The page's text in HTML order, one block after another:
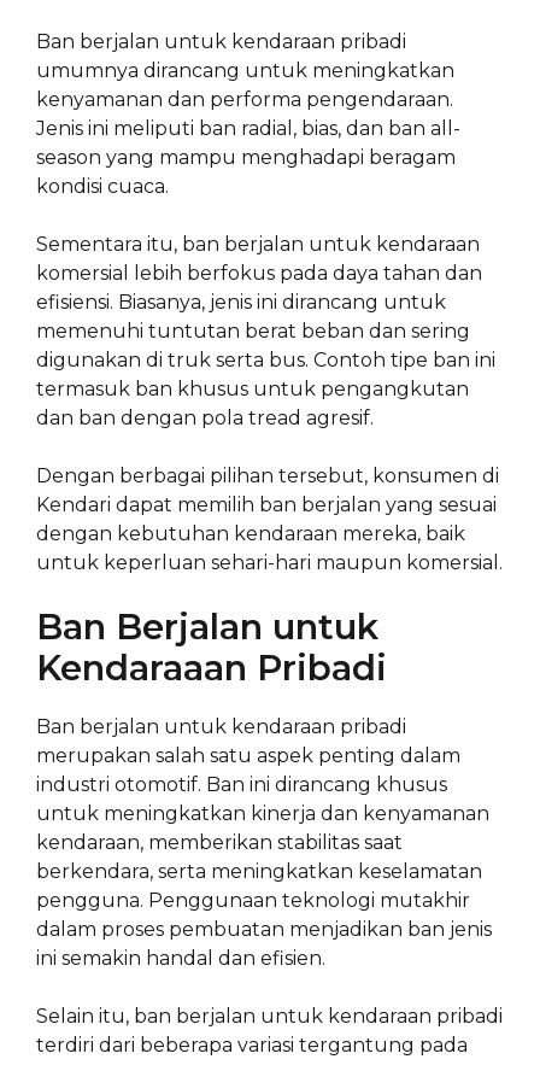
Ban berjalan untuk kendaraan pribadi
umumnya dirancang untuk meningkatkan
kenyamanan dan performa pengendaraan.
Jenis ini meliputi ban radial, bias, dan ban all-
season yang mampu menghadapi beragam
kondisi cuaca.
Sementara itu, ban berjalan untuk kendaraan
komersial lebih berfokus pada daya tahan dan
efisiensi. Biasanya, jenis ini dirancang untuk
memenuhi tuntutan berat beban dan sering
digunakan di truk serta bus. Contoh tipe ban ini
termasuk ban khusus untuk pengangkutan
dan ban dengan pola tread agresif.
Dengan berbagai pilihan tersebut, konsumen di
Kendari dapat memilih ban berjalan yang sesuai
dengan kebutuhan kendaraan mereka, baik
untuk keperluan sehari-hari maupun komersial.
Ban Berjalan untuk
Kendaraaan Pribadi
Ban berjalan untuk kendaraan pribadi
merupakan salah satu aspek penting dalam
industri otomotif. Ban ini dirancang khusus
untuk meningkatkan kinerja dan kenyamanan
kendaraan, memberikan stabilitas saat
berkendara, serta meningkatkan keselamatan
pengguna. Penggunaan teknologi mutakhir
dalam proses pembuatan menjadikan ban jenis
ini semakin handal dan efisien.
Selain itu, ban berjalan untuk kendaraan pribadi
terdiri dari beberapa variasi tergantung pada